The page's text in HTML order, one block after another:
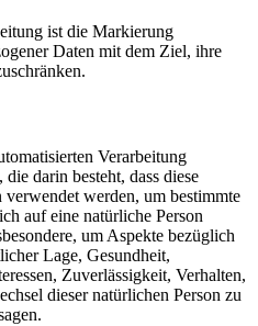
ist die Markierung
Daten mit dem Ziel, ihre
Verarbeitung
darin besteht, dass diese
verwendet werden, um bestimmte
auf eine natürliche Person
um Aspekte bezüglich
Lage, Gesundheit,
Zuverlässigkeit, Verhalten,
dieser natürlichen Person zu